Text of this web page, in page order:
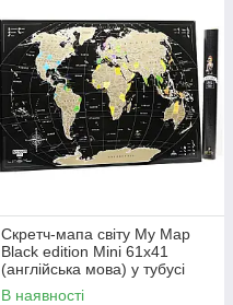
Скретч-мапа світу My Map
Black edition Mini 61х41
(англійська мова) у тубусі
В наявності